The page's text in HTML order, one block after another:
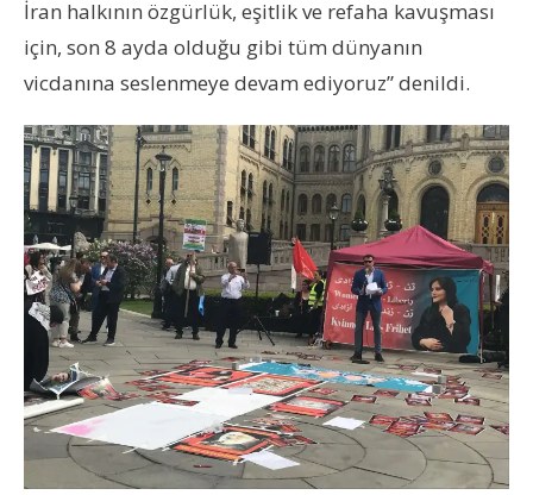
İran halkının özgürlük, eşitlik ve refaha kavuşması
için, son 8 ayda olduğu gibi tüm dünyanın
vicdanına seslenmeye devam ediyoruz” denildi.